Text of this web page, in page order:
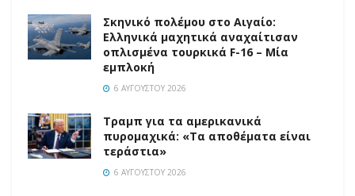
Σκηνικό πολέμου στο Αιγαίο:
Ελληνικά μαχητικά αναχαίτισαν
οπλισμένα τουρκικά F-16 – Μία
εμπλοκή
6 ΑΥΓΟΎΣΤΟΥ 2026
Τραμπ για τα αμερικανικά
πυρομαχικά: «Τα αποθέματα είναι
τεράστια»
6 ΑΥΓΟΎΣΤΟΥ 2026